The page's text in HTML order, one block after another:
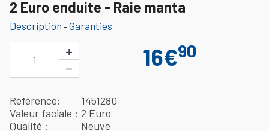
2 Euro enduite - Raie manta
Description -Garanties
1
+
−
16€90
Référence
1451280
Valeur faciale
2 Euro
Qualité
Neuve